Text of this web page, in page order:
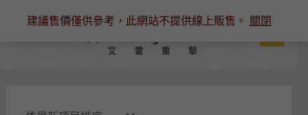
建議售價僅供參考，此網站不提供線上販售。 關閉